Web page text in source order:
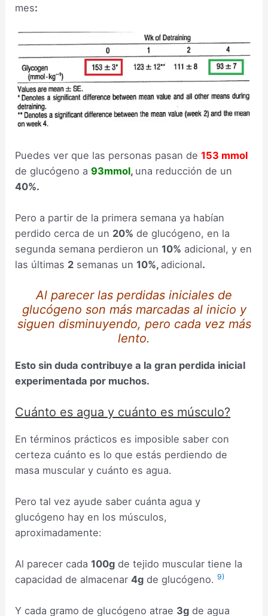
mes:
Puedes ver que las personas pasan de153 mmol
de glucógeno a93mmol, una reducción de un
40%.
Pero a partir de la primera semana ya habían
perdido cerca de un 20% de glucógeno, en la
segunda semana perdieron un10% adicional, y en
las últimas 2 semanas un10%, adicional.
Al parecer las perdidas iniciales de
glucógeno son más marcadas al inicio y
siguen disminuyendo, pero cada vez más
lento.
Esto sin duda contribuye a la gran perdida inicial
experimentada por muchos.
Cuánto es agua y cuánto es músculo?
En términos prácticos es imposible saber con
certeza cuánto es lo que estás perdiendo de
masa muscular y cuánto es agua.
Pero tal vez ayude saber cuánta agua y
glucógeno hay en los músculos,
aproximadamente:
Al parecer cada100g de tejido muscular tiene la
capacidad de almacenar4g de glucógeno.9)
Y cada gramo de glucógeno atrae 3g de agua